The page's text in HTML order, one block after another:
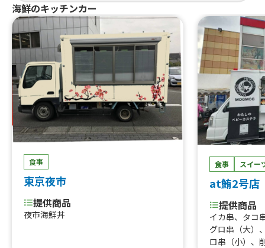
バーガー、かき氷、日替わり丼、日替
わり弁当、串カツ、たません、生ビー
ル、ハイボール、あら、やだ 唐揚
げ、屋台の焼きそば、日替わりパスタ
（サラダ付き）、たこ焼き
海鮮のキッチンカー
食事
東京夜市
提供商品
夜市海鮮丼
食事 スイー
at鮪2号店
提供商品
イカ串、タコ
グロ串（大）
ロ串（小）、